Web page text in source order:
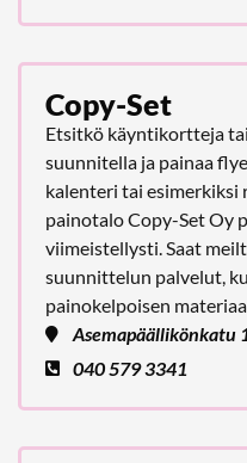
Copy-Set
Etsitkö käyntikortteja
suunnitella ja painaa
kalenteri tai esimerkiksi
painotalo Copy-Set Oy
viimeistellysti. Saat
suunnittelun palvelut,
painokelpoisen
Asemapäällikönkatu
040 579 3341